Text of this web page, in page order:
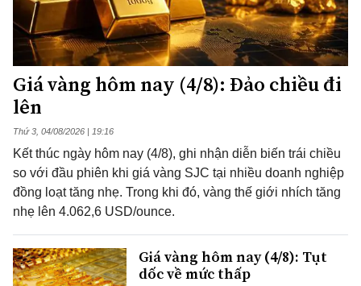
Giá vàng hôm nay (4/8): Đảo chiều đi
lên
Thứ 3, 04/08/2026 | 19:16
Kết thúc ngày hôm nay (4/8), ghi nhận diễn biến trái chiều
so với đầu phiên khi giá vàng SJC tại nhiều doanh nghiệp
đồng loạt tăng nhẹ. Trong khi đó, vàng thế giới nhích tăng
nhẹ lên 4.062,6 USD/ounce.
Giá vàng hôm nay (4/8): Tụt
dốc về mức thấp